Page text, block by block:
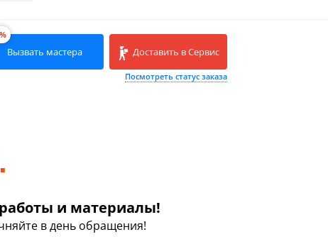
Вызвать мастера Доставить в Сервис
Посмотреть статус заказа
и материалы!
в день обращения!